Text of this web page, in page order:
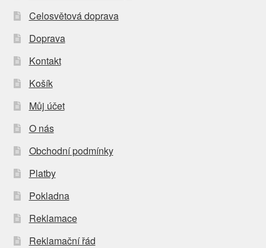
Celosvětová doprava
Doprava
Kontakt
Košík
Můj účet
O nás
Obchodní podmínky
Platby
Pokladna
Reklamace
Reklamační řád